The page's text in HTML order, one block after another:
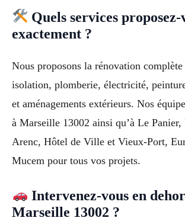
Quels services proposez-
exactement ?
Nous proposons la rénovation
isolation, plomberie, électricité,
et aménagements extérieurs. Nos
à Marseille 13002 ainsi qu’à Le
Arenc, Hôtel de Ville et Vieux-Port,
Mucem pour tous vos projets.
Intervenez-vous en
Marseille 13002 ?